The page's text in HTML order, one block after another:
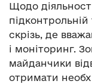
Щодо
скрізь, де
і моніторинг.
майданчики
отримати